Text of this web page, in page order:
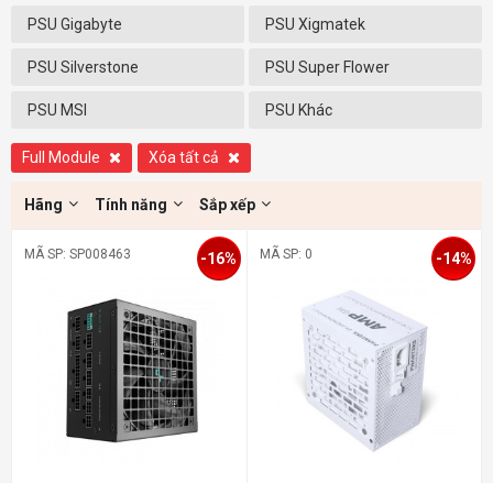
PSU Gigabyte PSU Xigmatek
PSU Silverstone PSU Super Flower
PSU MSI PSU Khác
Full Module Xóa tất cả
Hãng Tính năng Sắp xếp
MÃ SP: SP008463 -16% MÃ SP: 0 -14%